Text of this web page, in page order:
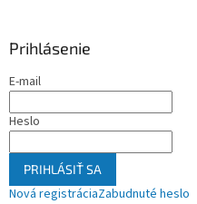
Prihlásenie
E-mail
Heslo
PRIHLÁSIŤ SA
Nová registráciaZabudnuté heslo